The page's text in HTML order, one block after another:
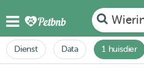
Dienst Data 1 huisdier